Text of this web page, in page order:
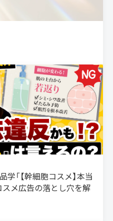
学「【幹細胞コスメ】本当
スメ広告の落とし穴を解